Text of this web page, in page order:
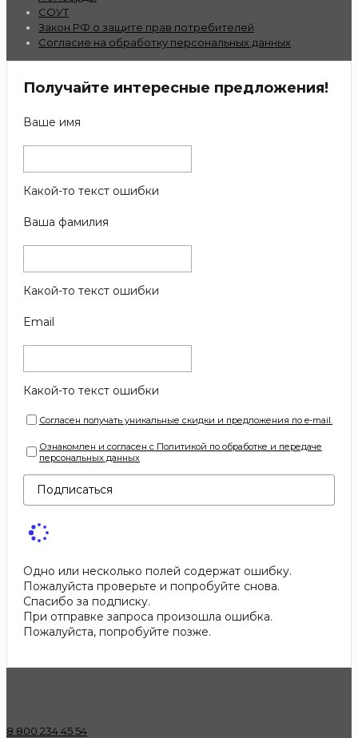
СОУТ
Закон РФ о защите прав потребителей
Согласие на обработку персональных данных
Получайте интересные предложения!
Ваше имя
Какой-то текст ошибки
Ваша фамилия
Какой-то текст ошибки
Email
Какой-то текст ошибки
Согласен получать уникальные скидки и предложения по e-mail.
Ознакомлен и согласен с Политикой по обработке и передаче
персональных данных
Подписаться
Одно или несколько полей содержат ошибку.
Пожалуйста проверьте и попробуйте снова.
Спасибо за подписку.
При отправке запроса произошла ошибка.
Пожалуйста, попробуйте позже.
8 800 234 45 54